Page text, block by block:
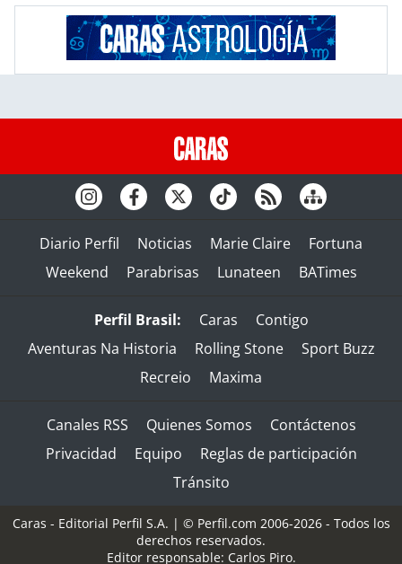
Diario Perfil Noticias Marie Claire
Fortuna
Weekend
Parabrisas Lunateen BATimes
Perfil Brasil: Caras
Contigo
Aventuras Na Historia
Rolling Stone
Sport Buzz
Recreio
Maxima
Canales RSS Quienes Somos
Contáctenos
Privacidad
Equipo
Reglas de participación
Tránsito
Caras - Editorial Perfil S.A. | © Perfil.com 2006-2026 - Todos los
derechos reservados.
Editor responsable: Carlos Piro.